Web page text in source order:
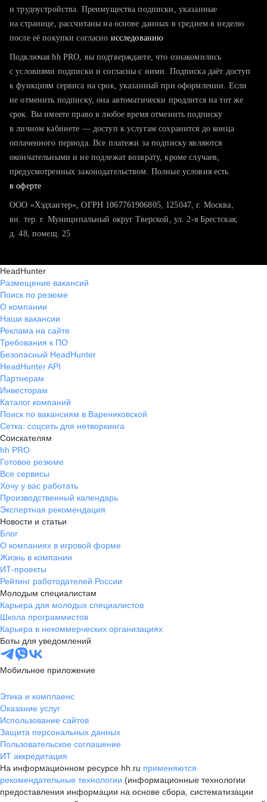
тратите много времени на поиск и вручную поднимаете
хотите сравнить себя с конкурентами и оценить шансы
и трудоустройства. Преимущества подписки, указанные
на странице, рассчитаны на основе данных в среднем в неделю
после её покупки согласно исследованию
Подключая hh PRO, вы подтверждаете, что ознакомились
с условиями подписки и согласны с ними. Подписка даёт доступ
к функциям сервиса на срок, указанный при оформлении. Если
не отменить подписку, она автоматически продлится на тот же
срок. Вы имеете право в любое время отменить подписку
в личном кабинете — доступ к услугам сохранится до конца
оплаченного периода. Все платежи за подписку являются
окончательными и не подлежат возврату, кроме случаев,
предусмотренных законодательством. Полные условия есть
в оферте
ООО «Хэдхантер», ОГРН 1067761906805, 125047, г. Москва,
вн. тер. г. Муниципальный округ Тверской, ул. 2-я Брестская,
д. 48, помещ. 25
HeadHunter
Размещение вакансий
Поиск по резюме
О компании
Наши вакансии
Реклама на сайте
Требования к ПО
Безопасный HeadHunter
HeadHunter API
Партнерам
Инвесторам
Каталог компаний
Поиск по вакансиям в Варениковской
Сетка: соцсеть для нетворкинга
Соискателям
hh PRO
Готовое резюме
Все сервисы
Хочу у вас работать
Производственный календарь
Экспертная рекомендация
Новости и статьи
Блог
О компаниях в игровой форме
Жизнь в компании
ИТ-проекты
Рейтинг работодателей России
Молодым специалистам
Карьера для молодых специалистов
Школа программистов
Карьера в некоммерческих организациях
Боты для уведомлений
Мобильное приложение
Этика и комплаенс
Оказание услуг
Использование сайтов
Защита персональных данных
Пользовательское соглашение
ИТ аккредитация
На информационном ресурсе hh.ru применяются
рекомендательные технологии (информационные технологии
предоставления информации на основе сбора, систематизации